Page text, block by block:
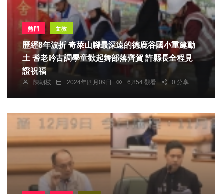
熱門 文教
歷經8年波折 奇萊山腳最深遠的德鹿谷國小重建動
土 耆老吟古調學童歡起舞部落齊賀 許縣長全程見
證祝福
陳朝枝 2024年四月09日 6,854 觀看 0 分享